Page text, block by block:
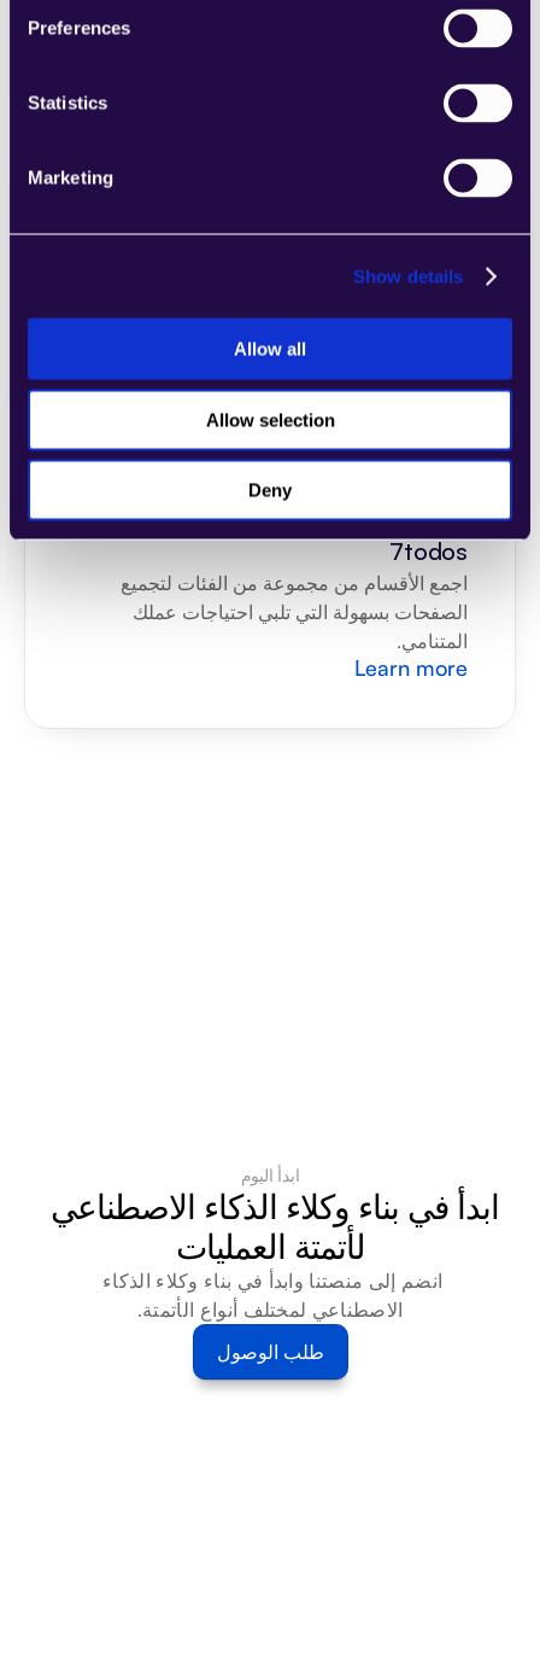
Preferences
Statistics
Marketing
Show details
Allow all
Allow selection
Deny
المتنامي.
Learn more
4Dem
7todos
المتنامي.
Learn more
ابدأ اليوم
لأتمتة العمليات
الاصطناعي لمختلف أنواع الأتمتة.
طلب الوصول